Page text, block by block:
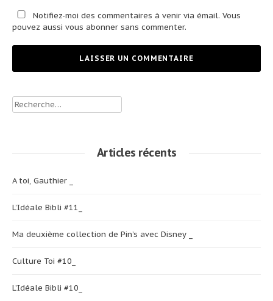
Notifiez-moi des commentaires à venir via émail. Vous
pouvez aussi vous abonner sans commenter.
Rechercher :
Articles récents
A toi, Gauthier _
L’Idéale Bibli #11_
Ma deuxième collection de Pin’s avec Disney _
Culture Toi #10_
L’Idéale Bibli #10_